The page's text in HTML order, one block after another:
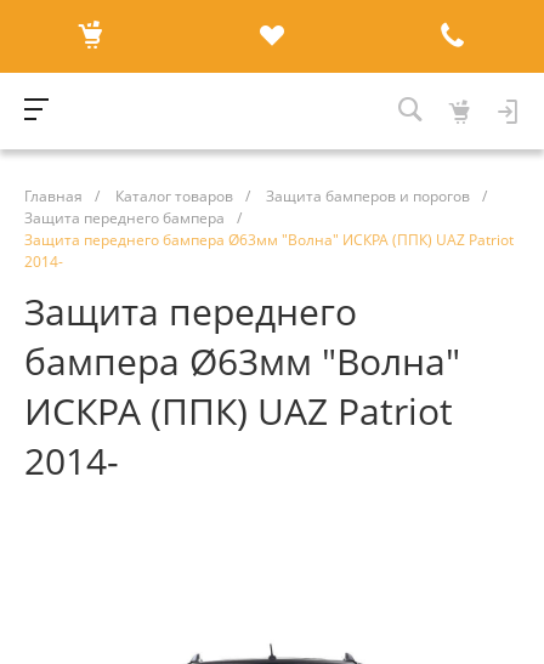
Главная / Каталог товаров / Защита бамперов и порогов /
Защита переднего бампера
/
Защита переднего бампера Ø63мм "Волна" ИСКРА (ППК) UAZ Patriot
2014-
Защита переднего
бампера Ø63мм "Волна"
ИСКРА (ППК) UAZ Patriot
2014-